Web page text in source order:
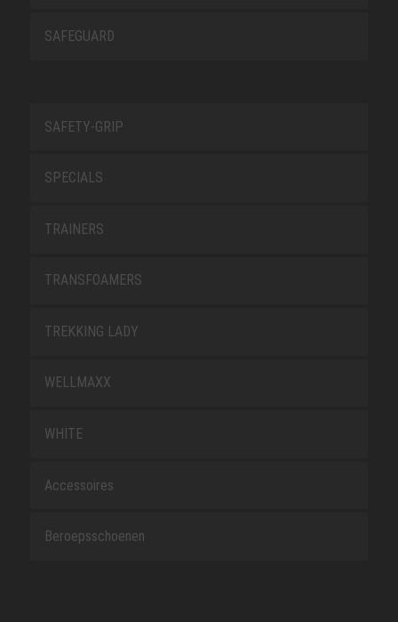
SAFEGUARD
SAFETY-GRIP
SPECIALS
TRAINERS
TRANSFOAMERS
TREKKING LADY
WELLMAXX
WHITE
Accessoires
Beroepsschoenen